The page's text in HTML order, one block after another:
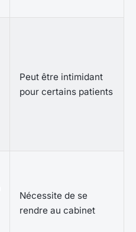
Peut être intimidant
pour certains patients
Nécessite de se
rendre au cabinet